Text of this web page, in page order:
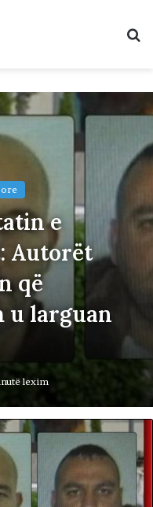
e
Autorët
që
u larguan
lexim